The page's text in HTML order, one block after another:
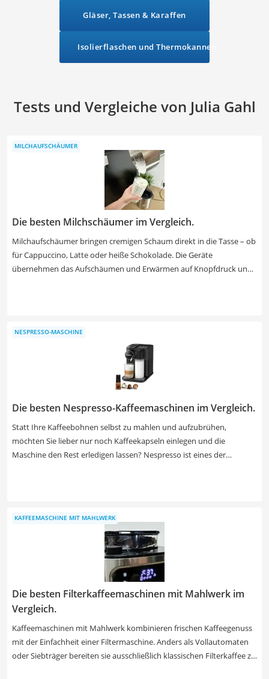
Gläser, Tassen & Karaffen
Isolierflaschen und Thermokannen
Tests und Vergleiche von Julia Gahl
Die besten Milchschäumer im Vergleich.
Milchaufschäumer bringen cremigen Schaum direkt in die Tasse – ob
für Cappuccino, Latte oder heiße Schokolade. Die Geräte
übernehmen das Aufschäumen und Erwärmen auf Knopfdruck und
MILCHAUFSCHÄUMER
Die besten Nespresso-Kaffeemaschinen im Vergleich.
Statt Ihre Kaffeebohnen selbst zu mahlen und aufzubrühen,
möchten Sie lieber nur noch Kaffeekapseln einlegen und die
Maschine den Rest erledigen lassen? Nespresso ist eines der
genießen, dann wird Ihnen ein Gerät mit vollautomatischem
Milchschaumsystem im Praxis-Test mehr Freude bereiten.
NESPRESSO-MASCHINE
Die besten Filterkaffeemaschinen mit Mahlwerk im
Vergleich.
Kaffeemaschinen mit Mahlwerk kombinieren frischen Kaffeegenuss
mit der Einfachheit einer Filtermaschine. Anders als Vollautomaten
oder Siebträger bereiten sie ausschließlich klassischen Filterkaffee zu
KAFFEEMASCHINE MIT MAHLWERK